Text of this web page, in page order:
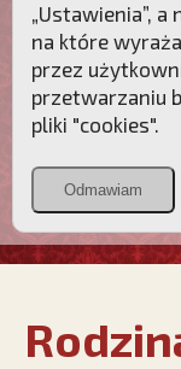
Polonia
Christiana
POZNAJ
„Ustawienia”, a
na które
przez
przetwarzaniu
pliki "cookies".
Odmawiam